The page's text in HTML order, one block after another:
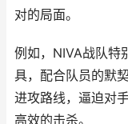
对的局面。
例如，NIVA战队特
具，配合队员的默
进攻路线，逼迫对
高效的击杀。